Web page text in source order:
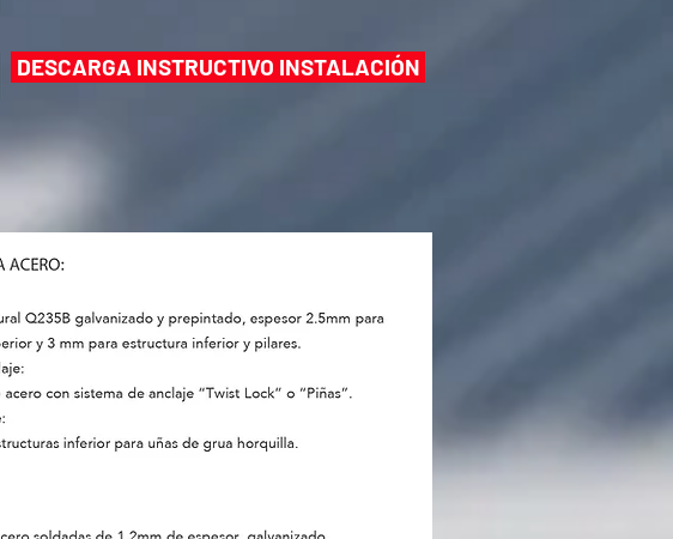
DESCARGA INSTRUCTIVO INSTALACIÓN